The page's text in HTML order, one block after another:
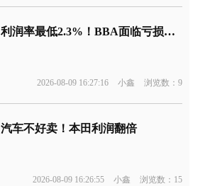
利润率最低2.3%！BBA面临亏损边缘
2026-08-09 16:27:16 小鑫 浏览数：9
汽车不好卖！本田利润翻倍
2026-08-09 16:26:55 小鑫 浏览数：15